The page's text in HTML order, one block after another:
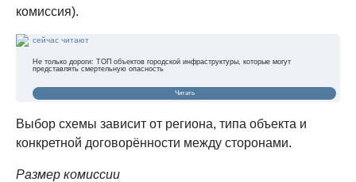
комиссия).
сейчас читают
Не только дороги: ТОП объектов городской инфраструктуры, которые могут
представлять смертельную опасность
Читать
Выбор схемы зависит от региона, типа объекта и
конкретной договорённости между сторонами.
Размер комиссии